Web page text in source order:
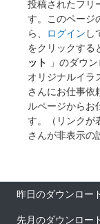
投稿されたフリ
す。このページ
ら、
ログイン し
をクリックする
ット
」のダウ
オリジナルイラ
さんにお仕事依
ルページからお
す。（リンクが
さんが非表示の
昨日のダウンロー
先月のダウンロー